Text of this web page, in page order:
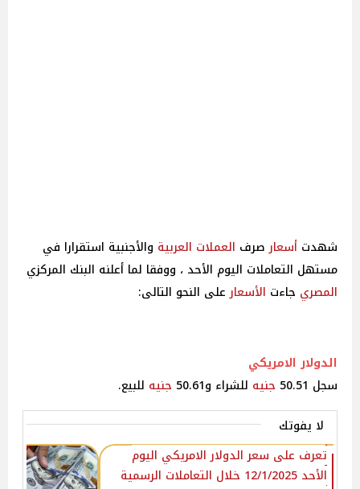
شهدت أسعارصرف العملات العربية والأجنبية استقرارا في
مستهل التعاملات اليوم الأحد ، ووفقا لما أعلنه البنك المركزي
المصري جاءت الأسعارعلى النحو التالى:
الدولار الامريكي
سجل 50.51
جنيه للشراء و50.61 جنيه للبيع.
لا يفوتك
تعرف على سعر الدولار الامريكي اليوم
الأحد 12/1/2025 خلال التعاملات الرسمية